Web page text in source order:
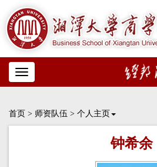
Toggle
navigation
首页 > 师资队伍 > 个人主页
钟希余